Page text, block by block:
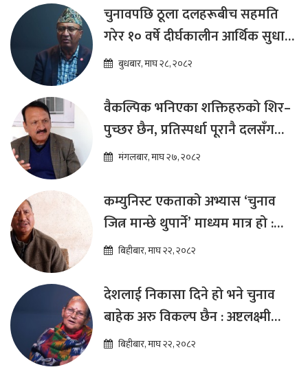
चुनावपछि ठूला दलहरूबीच सहमति
गरेर १० वर्षे दीर्घकालीन आर्थिक सुधार
कार्यक्रम ल्याउनुपर्छ : हेमराज ढकाल
बुधबार, माघ २८, २०८२
वैकल्पिक भनिएका शक्तिहरुको शिर–
पुच्छर छैन, प्रतिस्पर्धा पूरानै दलसँग
हुन्छ : डा.प्रकाश शरण महत
मंगलबार, माघ २७, २०८२
कम्युनिस्ट एकताको अभ्यास ‘चुनाव
जित्न मान्छे थुपार्ने’ माध्यम मात्र हो :
विप्लव
बिहीबार, माघ २२, २०८२
देशलाई निकासा दिने हो भने चुनाव
बाहेक अरु विकल्प छैन : अष्टलक्ष्मी
शाक्यबिहीबार, माघ २२, २०८२